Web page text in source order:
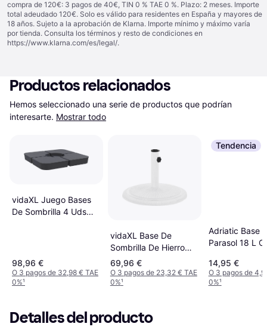
compra de 120€: 3 pagos de 40€, TIN 0 % TAE 0 %. Plazo: 2 meses. Importe
total adeudado 120€. Solo es válido para residentes en España y mayores de
18 años. Sujeto a la aprobación de Klarna. Importe mínimo y máximo varía
por tienda. Consulta los términos y resto de condiciones en
https://www.klarna.com/es/legal/.
Productos relacionados
Hemos seleccionado una serie de productos que podrían
interesarte. Mostrar todo
vidaXL Juego Bases
De Sombrilla 4 Uds
98,96 €
O 3 pagos de 32,98 € TAE
0%¹
vidaXL Base De
Sombrilla De Hierro
Fundido 45x45x30
cm Blanco
69,96 €
O 3 pagos de 23,32 € TAE
0%¹
Tendencia
Adriatic Base
Parasol 18 L
Ipae
14,95 €
O 3 pagos de
0%¹
Detalles del producto